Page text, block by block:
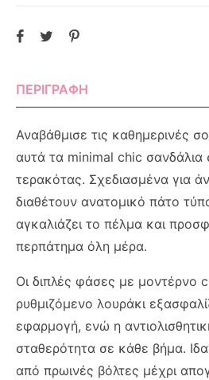
ΠΕΡΙΓΡΑΦΉ
Αναβάθμισε τις καθημερινές
αυτά τα minimal chic
τερακότας. Σχεδιασμένα για
διαθέτουν ανατομικό πάτο
αγκαλιάζει το πέλμα και
περπάτημα όλη μέρα.
Οι διπλές φάσες με μοντέρνο
ρυθμιζόμενο λουράκι
εφαρμογή, ενώ η
σταθερότητα σε κάθε βήμα.
από πρωινές βόλτες μέχρι